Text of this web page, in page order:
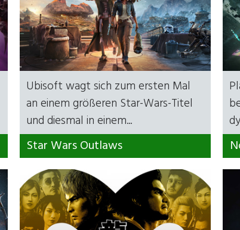
Ubisoft wagt sich zum ersten Mal
an einem größeren Star-Wars-Titel
und diesmal in einem...
Star Wars Outlaws